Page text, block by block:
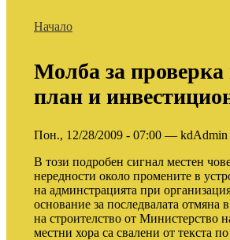
Начало
Молба за проверка
план и
Пон., 12/28/2009 - 07:00 — kdAdmin
В този подробен сигнал местен
нередности около промените в
на админстрацията при
основание за последвалата
на строителство от Министерство
местни хора са свалени от текста